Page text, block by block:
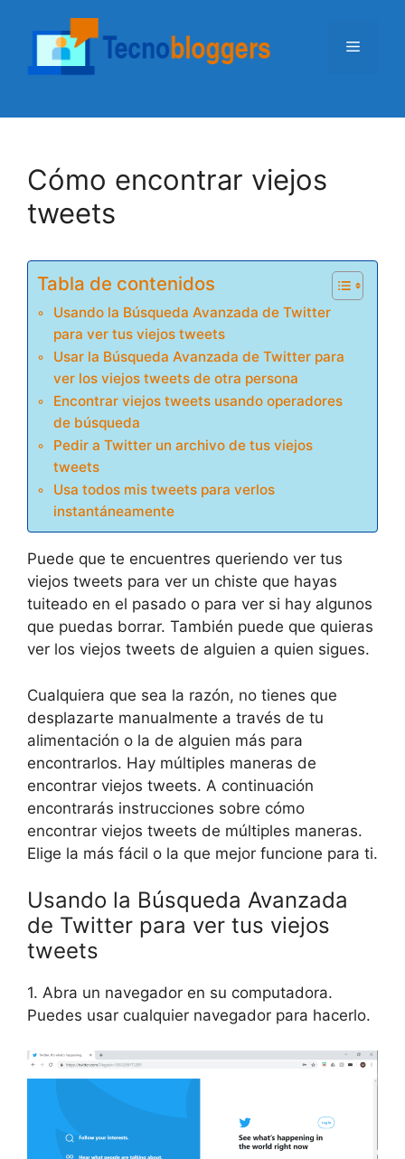
contenido
Menú
Cómo encontrar viejos
tweets
Tabla de contenidos
Usando la Búsqueda Avanzada de Twitter
para ver tus viejos tweets
Usar la Búsqueda Avanzada de Twitter para
ver los viejos tweets de otra persona
Encontrar viejos tweets usando operadores
de búsqueda
Pedir a Twitter un archivo de tus viejos
tweets
Usa todos mis tweets para verlos
instantáneamente
Puede que te encuentres queriendo ver tus
viejos tweets para ver un chiste que hayas
tuiteado en el pasado o para ver si hay algunos
que puedas borrar. También puede que quieras
ver los viejos tweets de alguien a quien sigues.
Cualquiera que sea la razón, no tienes que
desplazarte manualmente a través de tu
alimentación o la de alguien más para
encontrarlos. Hay múltiples maneras de
encontrar viejos tweets. A continuación
encontrarás instrucciones sobre cómo
encontrar viejos tweets de múltiples maneras.
Elige la más fácil o la que mejor funcione para ti.
Usando la Búsqueda Avanzada
de Twitter para ver tus viejos
tweets
1. Abra un navegador en su computadora.
Puedes usar cualquier navegador para hacerlo.